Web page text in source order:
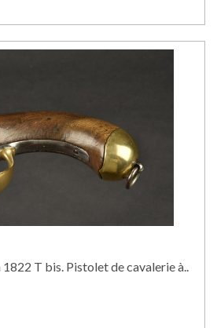
T bis. Pistolet de cavalerie à..